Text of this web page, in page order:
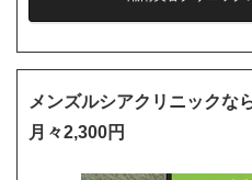
メンズルシアクリニックな
月々2,300円